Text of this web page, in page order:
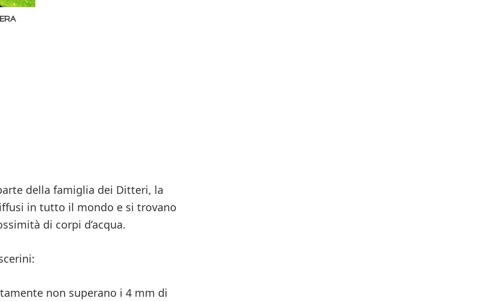
della famiglia dei Ditteri, la
in tutto il mondo e si trovano
di corpi d’acqua.
non superano i 4 mm di